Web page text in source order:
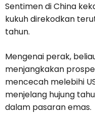
Sentimen di China
kukuh direkodkan
tahun.
Mengenai perak,
menjangkakan
mencecah melebihi
menjelang hujung
dalam pasaran emas.